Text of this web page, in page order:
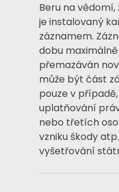
Beru na
je instalovaný
záznamem.
dobu
přemazáván
může být část
pouze v
uplatňování
nebo třetích
vzniku škody
vyšetřování